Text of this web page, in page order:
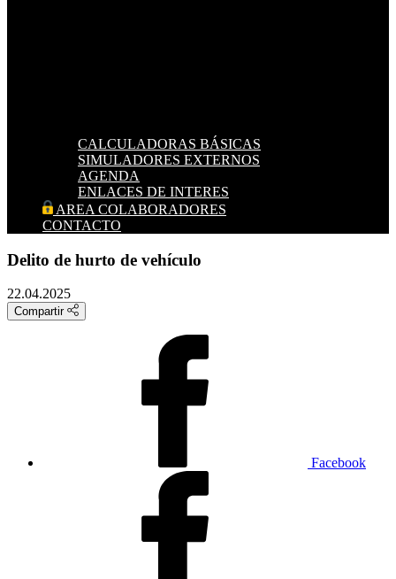
CALCULADORAS BÁSICAS
SIMULADORES EXTERNOS
AGENDA
ENLACES DE INTERES
AREA COLABORADORES
CONTACTO
Delito de hurto de vehículo
22.04.2025
Compartir
Facebook